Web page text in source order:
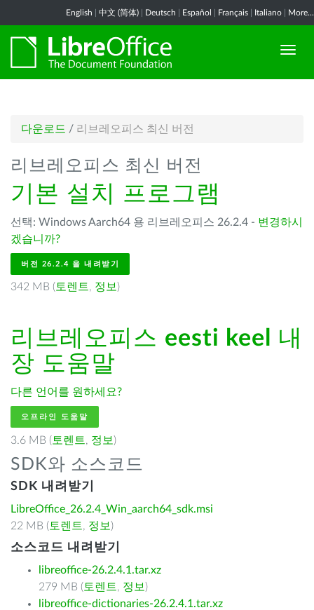
English 中文 (简体) Deutsch Español Français Italiano More...
다운로드 / 리브레오피스 최신 버전
리브레오피스 최신 버전
기본 설치 프로그램
선택: Windows Aarch64 용 리브레오피스 26.2.4 - 변경하시
겠습니까?
버전 26.2.4 을 내려받기
342 MB ( 토렌트, 정보 )
리브레오피스 eesti keel
내
장 도움말
다른 언어를 원하세요?
오프라인 도움말
3.6 MB ( 토렌트, 정보 )
SDK와 소스코드
SDK 내려받기
LibreOffice_26.2.4_Win_aarch64_sdk.msi
22 MB ( 토렌트, 정보 )
소스코드 내려받기
libreoffice-26.2.4.1.tar.xz
279 MB ( 토렌트, 정보 )
libreoffice-dictionaries-26.2.4.1.tar.xz